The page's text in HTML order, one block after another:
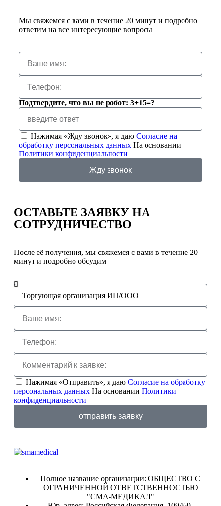
Мы свяжемся с вами в течение 20 минут и подробно
ответим на все интересующие вопросы
Подтвердите, что вы не робот: 3+15=?
Нажимая «Жду звонок», я даю Согласие на
обработку персональных данных На основании
Политики конфиденциальности
Жду звонок
ОСТАВЬТЕ ЗАЯВКУ НА
СОТРУДНИЧЕСТВО
После её получения, мы свяжемся с вами в течение 20
минут и подробно обсудим
Нажимая «Отправить», я даю Согласие на обработку
персональных данных На основании Политики
конфиденциальности
отправить заявку
Полное название организации: ОБЩЕСТВО С
ОГРАНИЧЕННОЙ ОТВЕТСТВЕННОСТЬЮ
"СМА-МЕДИКАЛ"